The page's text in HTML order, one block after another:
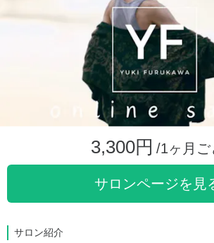
3,300円 /1ヶ月ご
サロンページを見
サロン紹介